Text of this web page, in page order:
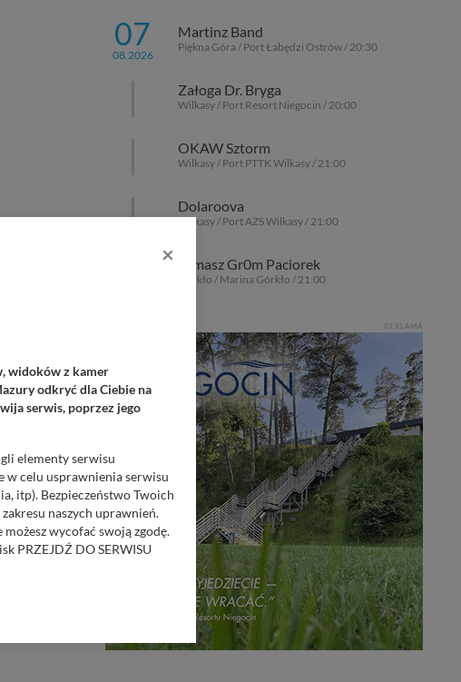
07
08.2026
Martinz Band
Piękna Góra / Port Łabędzi Ostrów / 20:30
Załoga Dr. Bryga
Wilkasy / Port Resort Niegocin / 20:00
OKAW Sztorm
Wilkasy / Port PTTK Wilkasy / 21:00
Dolaroova
Wilkasy / Port AZS Wilkasy / 21:00
Tomasz Gr0m Paciorek
Górkło / Marina Górkło / 21:00
REKLAMA
×
widoków z kamer
odkryć dla Ciebie na
serwis, poprzez jego
elementy serwisu
w celu usprawnienia serwisu
itp). Bezpieczeństwo Twoich
naszych uprawnień.
wycofać swoją zgodę.
PRZEJDŹ DO SERWISU
danych z formularza